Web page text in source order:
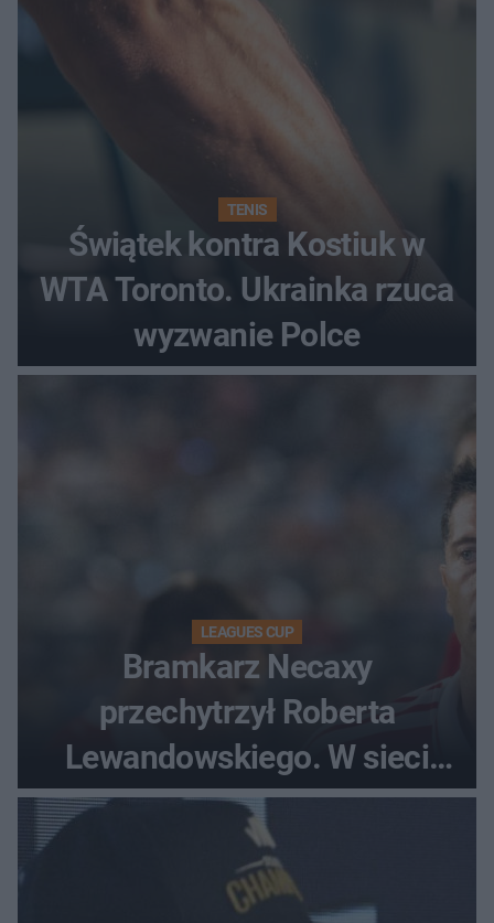
TENIS
Świątek kontra Kostiuk w
WTA Toronto. Ukrainka rzuca
wyzwanie Polce
LEAGUES CUP
Bramkarz Necaxy
przechytrzył Roberta
Lewandowskiego. W sieci
krąży wideo z tego pojedynku